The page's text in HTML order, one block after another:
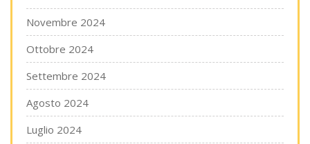
Novembre 2024
Ottobre 2024
Settembre 2024
Agosto 2024
Luglio 2024